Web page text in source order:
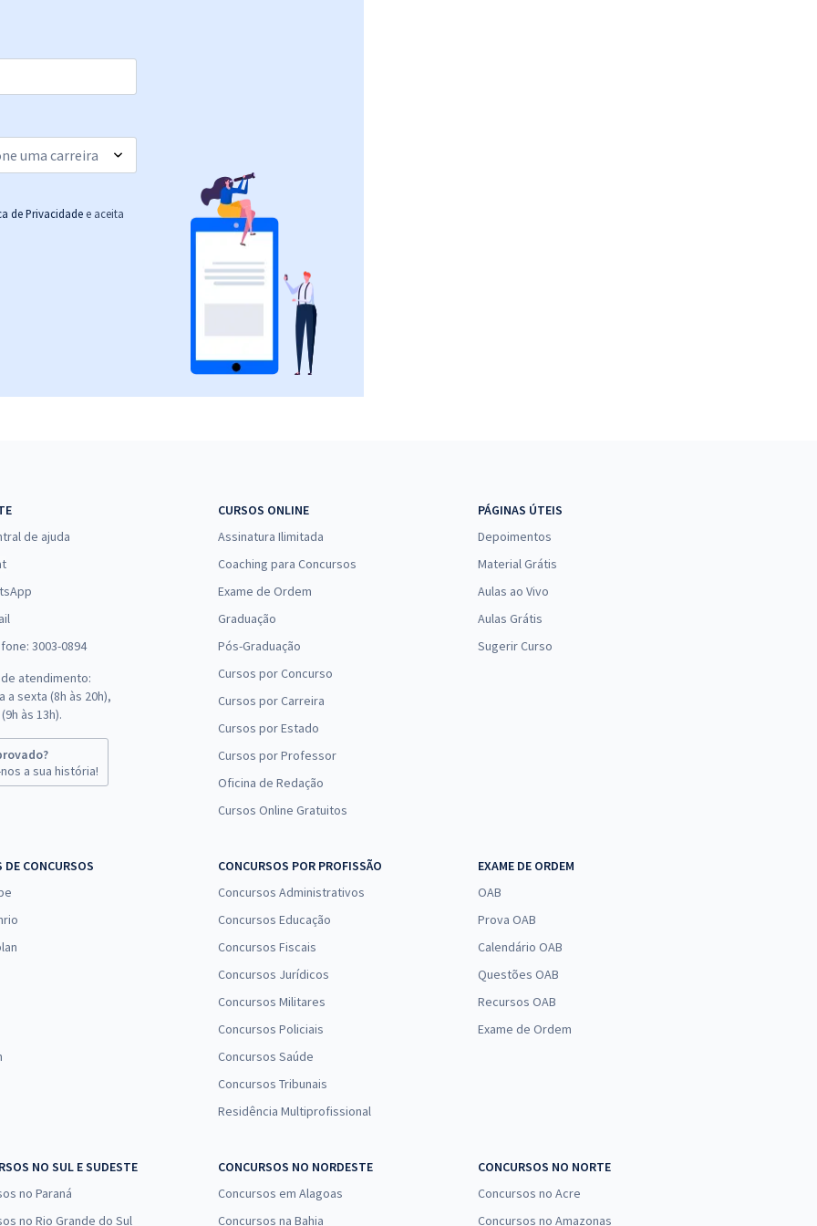
12x deR$45,70
12x deR$33,23
Comprar
Comprar
ou R$ 329,90 à vista
12x de R$
ou R$ 299,90 à vista
12x deR$
ou R$ 199,90 à vista
ou R$ 199,90 à vista
de Privacidade e aceita
de ajuda
3003-0894
atendimento:
a sexta (8h às 20h),
às 13h).
a sua história!
CURSOS ONLINE
Assinatura Ilimitada
Coaching para Concursos
Exame de Ordem
Graduação
Pós-Graduação
Cursos por Concurso
Cursos por Carreira
Cursos por Estado
Cursos por Professor
Oficina de Redação
Cursos Online Gratuitos
PÁGINAS ÚTEIS
Depoimentos
Material Grátis
Aulas ao Vivo
Aulas Grátis
Sugerir Curso
DE CONCURSOS
CONCURSOS POR PROFISSÃO
Concursos Administrativos
Concursos Educação
Concursos Fiscais
Concursos Jurídicos
Concursos Militares
Concursos Policiais
Concursos Saúde
Concursos Tribunais
Residência Multiprofissional
EXAME DE ORDEM
OAB
Prova OAB
Calendário OAB
Questões OAB
Recursos OAB
Exame de Ordem
NO SUL E SUDESTE
no Paraná
no Rio Grande do Sul
CONCURSOS NO NORDESTE
Concursos em Alagoas
Concursos na Bahia
CONCURSOS NO NORTE
Concursos no Acre
Concursos no Amazonas